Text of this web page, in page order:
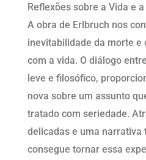
Reflexões sobre a Vida e
A obra de Erlbruch nos
inevitabilidade da morte e
com a vida. O diálogo
leve e filosófico,
nova sobre um assunto
tratado com seriedade.
delicadas e uma narrativa
consegue tornar essa